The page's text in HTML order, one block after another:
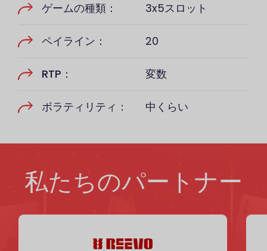
ゲームの種類： 3x5スロット
ペイライン： 20
RTP： 変数
ボラティリティ： 中くらい
私たちのパートナー